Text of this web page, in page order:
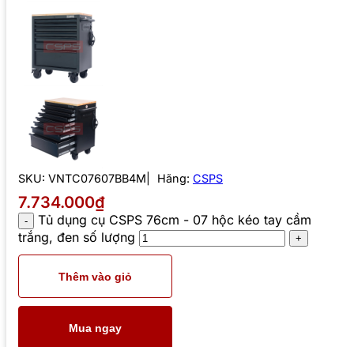
SKU: VNTC07607BB4M Hãng: CSPS
7.734.000₫
Tủ dụng cụ CSPS 76cm - 07 hộc kéo tay cầm
trắng, đen số lượng
Thêm vào giỏ
Mua ngay